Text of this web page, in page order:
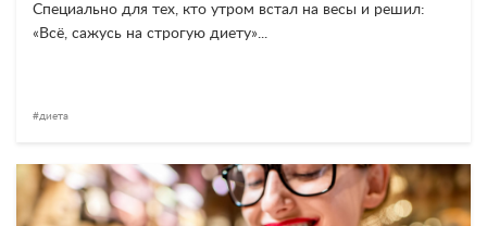
Специально для тех, кто утром встал на весы и решил:
« Всё, сажусь на строгую диету»...
диета